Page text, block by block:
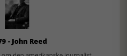
- John Reed